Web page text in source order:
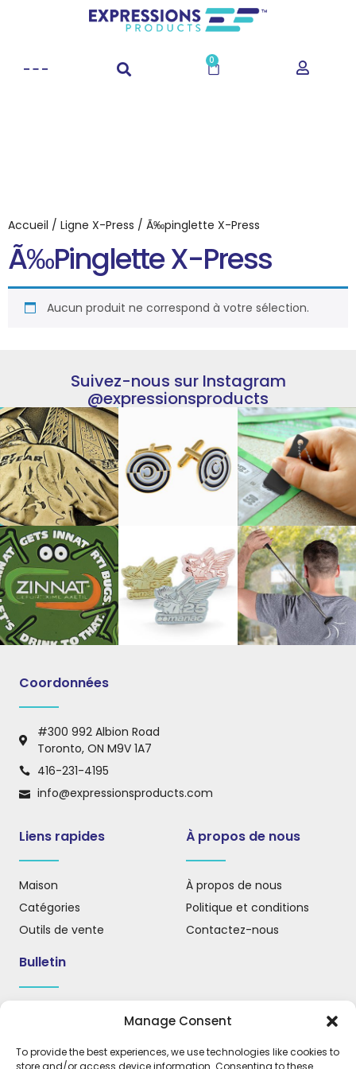
Manage Consent
To provide the best experiences, we use technologies like cookies to
store and/or access device information. Consenting to these
0
Accueil / Ligne X-Press / Ã‰pinglette X-Press
Ã‰pinglette X-Press
Aucun produit ne correspond à votre sélection.
Suivez-nous sur Instagram
@expressionsproducts
Coordonnées
#300 992 Albion Road
Toronto, ON M9V 1A7
416-231-4195
info@expressionsproducts.com
Liens rapides
Maison
Catégories
Outils de vente
À propos de nous
À propos de nous
Politique et conditions
Contactez-nous
Bulletin
à jour, des nouvelles et des informations importantes.